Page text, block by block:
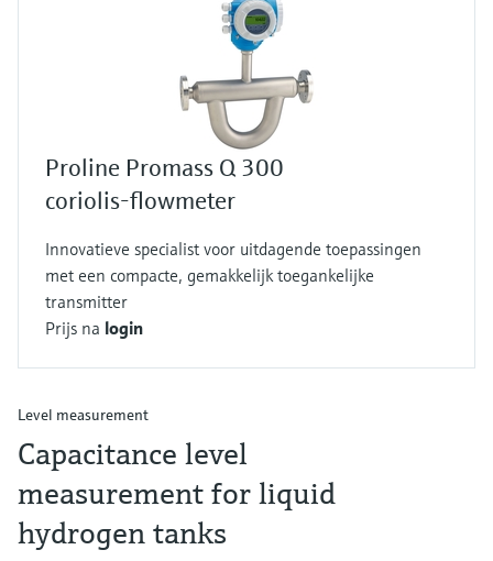
Proline Promass Q 300
coriolis-flowmeter
Innovatieve specialist voor uitdagende toepassingen
met een compacte, gemakkelijk toegankelijke
transmitter
Prijs na login
Level measurement
Capacitance level
measurement for liquid
hydrogen tanks